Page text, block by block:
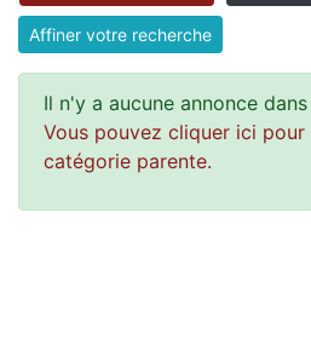
Affiner votre recherche
Il n'y a aucune annonce
Vous pouvez cliquer ici pour
catégorie parente.